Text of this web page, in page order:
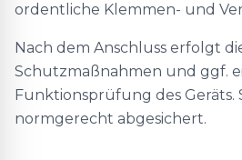
ordentliche Klemmen- und
Nach dem Anschluss erfolgt
Schutzmaßnahmen und ggf.
Funktionsprüfung des Geräts.
normgerecht abgesichert.